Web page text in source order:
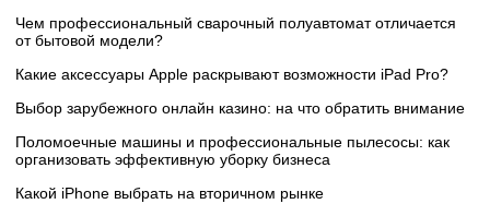
Чем профессиональный сварочный полуавтомат отличается
от бытовой модели?
Какие аксессуары Apple раскрывают возможности iPad Pro?
Выбор зарубежного онлайн казино: на что обратить внимание
Поломоечные машины и профессиональные пылесосы: как
организовать эффективную уборку бизнеса
Какой iPhone выбрать на вторичном рынке